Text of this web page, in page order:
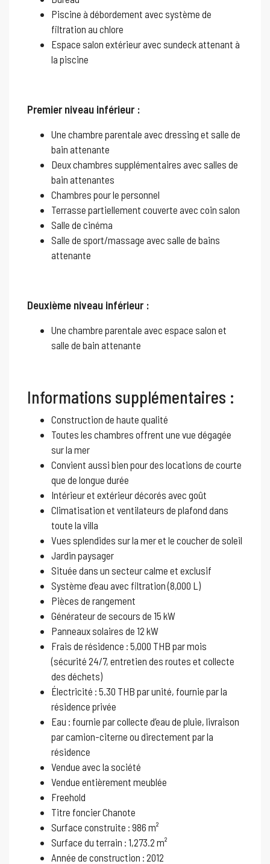
Piscine à débordement avec système de
filtration au chlore
Espace salon extérieur avec sundeck attenant à
la piscine
Premier niveau inférieur :
Une chambre parentale avec dressing et salle de
bain attenante
Deux chambres supplémentaires avec salles de
bain attenantes
Chambres pour le personnel
Terrasse partiellement couverte avec coin salon
Salle de cinéma
Salle de sport/massage avec salle de bains
attenante
Deuxième niveau inférieur :
Une chambre parentale avec espace salon et
salle de bain attenante
Informations supplémentaires :
Construction de haute qualité
Toutes les chambres offrent une vue dégagée
sur la mer
Convient aussi bien pour des locations de courte
que de longue durée
Intérieur et extérieur décorés avec goût
Climatisation et ventilateurs de plafond dans
toute la villa
Vues splendides sur la mer et le coucher de soleil
Jardin paysager
Située dans un secteur calme et exclusif
Système d’eau avec filtration (8,000 L)
Pièces de rangement
Générateur de secours de 15 kW
Panneaux solaires de 12 kW
Frais de résidence : 5,000 THB par mois
(sécurité 24/7, entretien des routes et collecte
des déchets)
Électricité : 5.30 THB par unité, fournie par la
résidence privée
Eau : fournie par collecte d’eau de pluie, livraison
par camion-citerne ou directement par la
résidence
Vendue avec la société
Vendue entièrement meublée
Freehold
Titre foncier Chanote
Surface construite : 986 m²
Surface du terrain : 1,273.2 m²
Année de construction : 2012